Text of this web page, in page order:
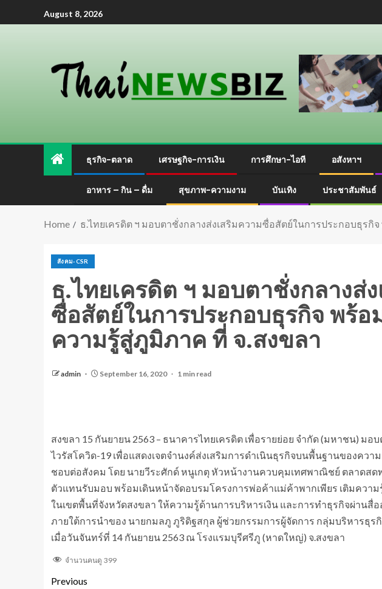
August 8, 2026
ธุรกิจ-ตลาด เศรษฐกิจ-การเงิน การศึกษา-ไอที อสังหาฯ
อาหาร – กิน – ดื่ม สุขภาพ-ความงาม บันเทิง ประชาสัมพันธ์
Home ธ.ไทยเครดิต ฯ มอบตาชั่งกลางส่งเสริมความซื่อสัตย์ในการประกอบธุร
สังคม-CSR
ธ.ไทยเครดิต ฯ มอบตาชั่งกลางส่
ซื่อสัตย์ในการประกอบธุรกิจ พร้อ
ความรู้สู่ภูมิภาค ที่ จ.สงขลา
admin September 16, 2020 1 min read
สงขลา 15 กันยายน 2563 – ธนาคารไทยเครดิต เพื่อรายย่อย จำกัด (มหาชน) ม
ไวรัสโควิด-19 เพื่อแสดงเจตจำนงค์ส่งเสริมการดำเนินธุรกิจบนพื้นฐานของควา
ชอบต่อสังคม โดย นายวีระศักด์ หนูเกตุ หัวหน้างานควบคุมเทศพาณิชย์ ตลาดส
ตัวแทนรับมอบ พร้อมเดินหน้าจัดอบรมโครงการพ่อค้าแม่ค้าพากเพียร เติมควา
ในเขตพื้นที่จังหวัดสงขลา ให้ความรู้ด้านการบริหารเงิน และการทำธุรกิจผ่านสื่
ภายใต้การนำของ นายกมลภู ภูริดิฐสกุล ผู้ช่วยกรรมการผู้จัดการ กลุ่มบริหารธุ
เมื่อวันจันทร์ที่ 14 กันยายน 2563 ณ โรงแรมบุรีศรีภู (หาดใหญ่) จ.สงขลา
จำนวนคนดู 399
Previous